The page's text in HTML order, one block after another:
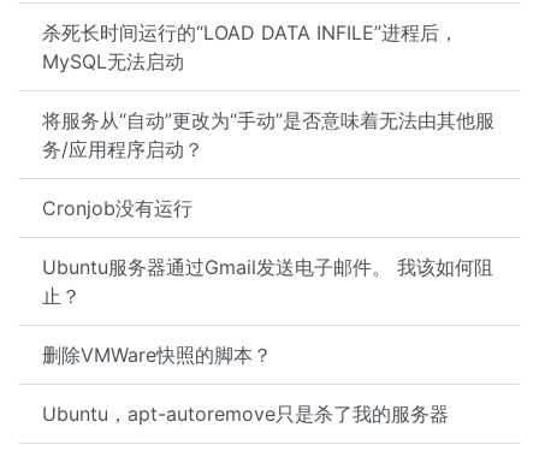
杀死长时间运行的“LOAD DATA INFILE”进程后，
MySQL无法启动
将服务从“自动”更改为“手动”是否意味着无法由其他服
务/应用程序启动？
Cronjob没有运行
Ubuntu服务器通过Gmail发送电子邮件。 我该如何阻
止？
删除VMWare快照的脚本？
Ubuntu，apt-autoremove只是杀了我的服务器